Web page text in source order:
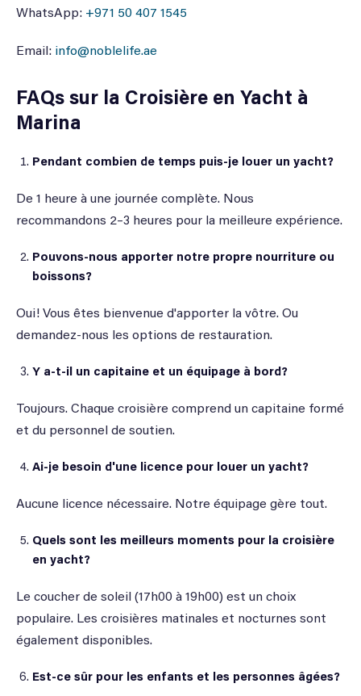
WhatsApp: +971 50 407 1545
Email: info@noblelife.ae
FAQs sur la Croisière en Yacht à
Marina
Pendant combien de temps puis-je louer un yacht?
De 1 heure à une journée complète. Nous
recommandons 2–3 heures pour la meilleure expérience.
Pouvons-nous apporter notre propre nourriture ou
boissons?
Oui! Vous êtes bienvenue d'apporter la vôtre. Ou
demandez-nous les options de restauration.
Y a-t-il un capitaine et un équipage à bord?
Toujours. Chaque croisière comprend un capitaine formé
et du personnel de soutien.
Ai-je besoin d'une licence pour louer un yacht?
Aucune licence nécessaire. Notre équipage gère tout.
Quels sont les meilleurs moments pour la croisière
en yacht?
Le coucher de soleil (17h00 à 19h00) est un choix
populaire. Les croisières matinales et nocturnes sont
également disponibles.
Est-ce sûr pour les enfants et les personnes âgées?